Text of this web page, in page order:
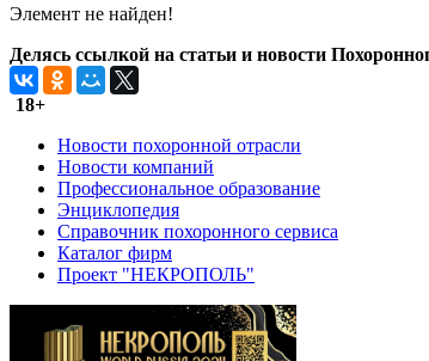
Элемент не найден!
Делясь ссылкой на статьи и новости
18+
Новости похоронной отрасли
Новости компаний
Профессиональное образование
Энциклопедия
Справочник похоронного сервиса
Каталог фирм
Проект "НЕКРОПОЛЬ"